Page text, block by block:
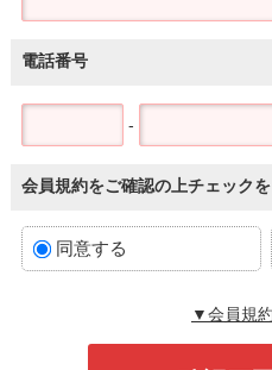
電話番号
-
会員規約をご確認の上チェック
同意する
▼会員規